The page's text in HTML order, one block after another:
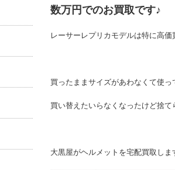
数万円でのお買取です♪
レーサーレプリカモデルは特に高価
買ったままサイズがあわなくて使っ
買い替えたいらなくなったけど捨て
大黒屋がヘルメットを宅配買取しま